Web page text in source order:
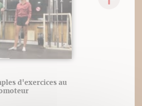
d'exercices au